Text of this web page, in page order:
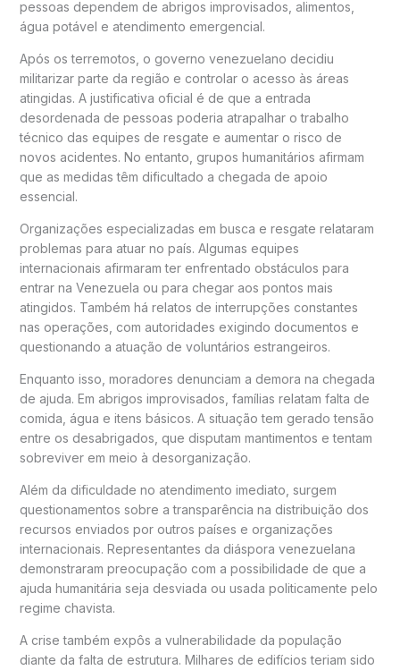
pessoas dependem de abrigos improvisados, alimentos,
água potável e atendimento emergencial.
Após os terremotos, o governo venezuelano decidiu
militarizar parte da região e controlar o acesso às áreas
atingidas. A justificativa oficial é de que a entrada
desordenada de pessoas poderia atrapalhar o trabalho
técnico das equipes de resgate e aumentar o risco de
novos acidentes. No entanto, grupos humanitários afirmam
que as medidas têm dificultado a chegada de apoio
essencial.
Organizações especializadas em busca e resgate relataram
problemas para atuar no país. Algumas equipes
internacionais afirmaram ter enfrentado obstáculos para
entrar na Venezuela ou para chegar aos pontos mais
atingidos. Também há relatos de interrupções constantes
nas operações, com autoridades exigindo documentos e
questionando a atuação de voluntários estrangeiros.
Enquanto isso, moradores denunciam a demora na chegada
de ajuda. Em abrigos improvisados, famílias relatam falta de
comida, água e itens básicos. A situação tem gerado tensão
entre os desabrigados, que disputam mantimentos e tentam
sobreviver em meio à desorganização.
Além da dificuldade no atendimento imediato, surgem
questionamentos sobre a transparência na distribuição dos
recursos enviados por outros países e organizações
internacionais. Representantes da diáspora venezuelana
demonstraram preocupação com a possibilidade de que a
ajuda humanitária seja desviada ou usada politicamente pelo
regime chavista.
A crise também expôs a vulnerabilidade da população
diante da falta de estrutura. Milhares de edifícios teriam sido